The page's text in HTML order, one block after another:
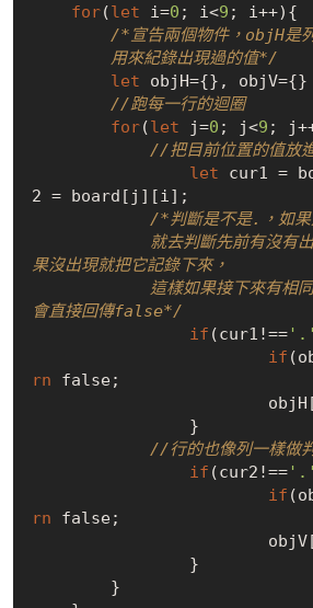
for(let i=0 ; i<9 ; i++){
/*宣告兩個物件，objH是
        用來紀錄出現過的值*/
let objH={}, objV={}
//跑每一行的迴圈
for(let j=0 ; j<9 ;
//把目前位置的值放
let cur1 =
2 = board[j][i];
/*判斷是不是.，如果
果沒出現就把它記錄下來，
會直接回傳false*/
if (cur1!=='.'
if
rn
false;
//行的也像列一樣做
if (cur2!=='.'
if
rn
false;